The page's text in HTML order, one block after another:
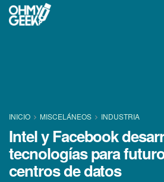
INICIO MISCELÁNEOS INDUSTRIA
Intel y Facebook
tecnologí­as para
centros de datos